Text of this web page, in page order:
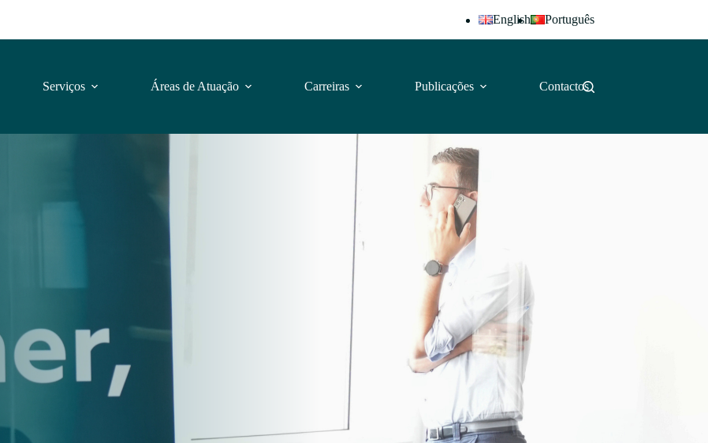
English Português
Serviços Áreas de Atuação Carreiras Publicações Contactos